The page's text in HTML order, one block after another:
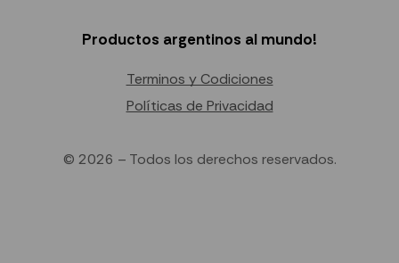
Productos argentinos al mundo!
Terminos y Codiciones
Políticas de Privacidad
© 2026 – Todos los derechos reservados.